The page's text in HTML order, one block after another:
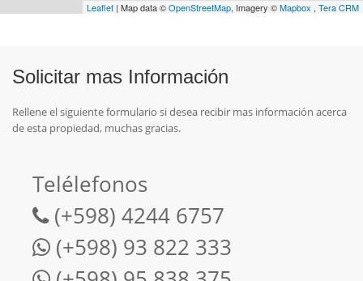
Leaflet | Map data ©OpenStreetMap, Imagery ©Mapbox , Tera CRM
Solicitar mas Información
Rellene el siguiente formulario si desea recibir mas información acerca
de esta propiedad, muchas gracias.
Telélefonos
(+598) 4244 6757
(+598) 93 822 333